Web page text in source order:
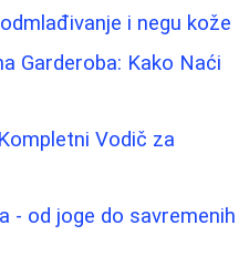
i negu kože
Garderoba: Kako Naći
Vodič za
- od joge do savremenih